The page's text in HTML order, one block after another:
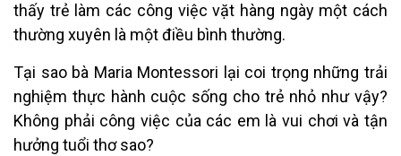
thấy trẻ làm các công việc vặt hàng ngày một cách
thường xuyên là một điều bình thường.
Tại sao bà Maria Montessori lại coi trọng những trải
nghiệm thực hành cuộc sống cho trẻ nhỏ như vậy?
Không phải công việc của các em là vui chơi và tận
hưởng tuổi thơ sao?